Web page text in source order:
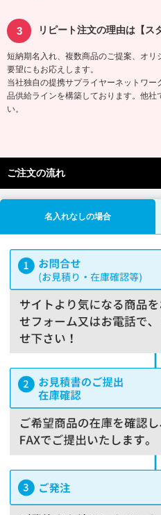
リピート注文の理由は【ス
短納期名入れ、複数商品のご提案、オ
要望にもお応えします。
当社独自の提携サプライヤーネットワ
品供給ラインを構築しております。他社
い。
ご注文の流れ
名入れなしの場合